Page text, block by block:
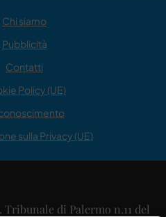
Chi siamo
Pubblicità
Contatti
Policy (UE)
sulla Privacy (UE)
di Palermo n.11 del